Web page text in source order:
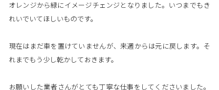
オレンジから緑にイメージチェンジとなりました。いつまでもき
れいでいてほしいものです。
現在はまだ車を置けていませんが、来週からは元に戻します。そ
れまでもう少し乾かしておきます。
お願いした業者さんがとても丁寧な仕事をしてくださいました。